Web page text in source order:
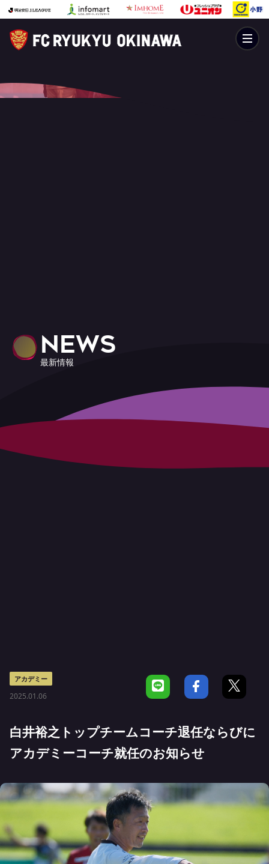
NEWS
最新情報
アカデミー
2025.01.06
白井裕之トップチームコーチ退任ならびに
アカデミーコーチ就任のお知らせ